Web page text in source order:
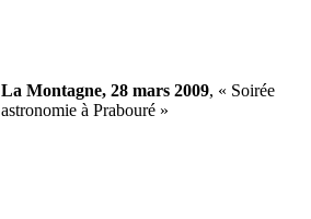
La Montagne, 28 mars 2009, « Soirée
astronomie à Prabouré »